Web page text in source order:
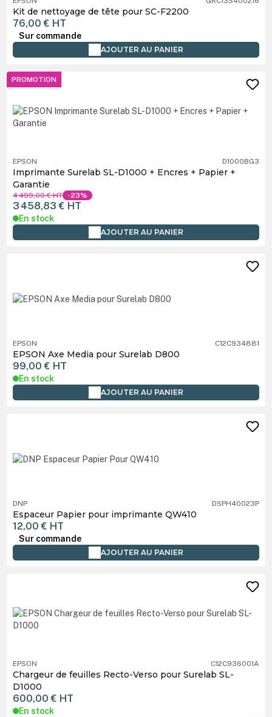
Kit de nettoyage de tête pour SC-F2200
76,00 € HT
Sur commande
AJOUTER AU PANIER
PROMOTION
EPSON D1000BG3
Imprimante Surelab SL-D1000 + Encres + Papier +
Garantie
4 499,00 €HT -23%
3 458,83 € HT
En stock
AJOUTER AU PANIER
EPSON C12C934881
EPSON Axe Media pour Surelab D800
99,00 € HT
En stock
AJOUTER AU PANIER
DNP DSPH40023P
Espaceur Papier pour imprimante QW410
12,00 € HT
Sur commande
AJOUTER AU PANIER
EPSON C12C936001A
Chargeur de feuilles Recto-Verso pour Surelab SL-
D1000
600,00 € HT
En stock